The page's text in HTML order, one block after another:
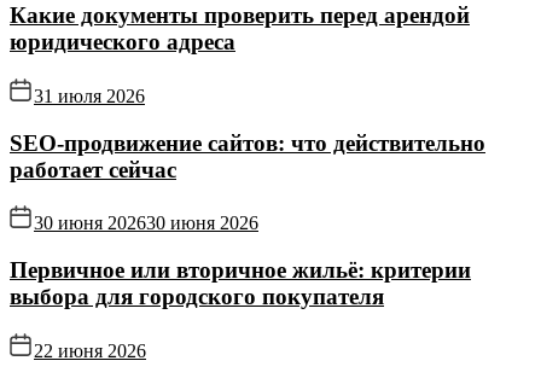
Какие документы проверить перед арендой
юридического адреса
31 июля 2026
SEO-продвижение сайтов: что действительно
работает сейчас
30 июня 202630 июня 2026
Первичное или вторичное жильё: критерии
выбора для городского покупателя
22 июня 2026